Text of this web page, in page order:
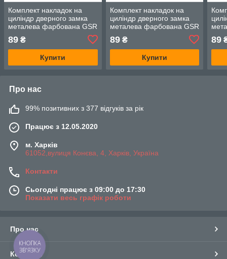
Комплект накладок на
циліндр дверного замка
металева фарбована GSR
62_30 графіт (RAL 7024)
89 ₴
Купити
Комплект накладок на
циліндр дверного замка
металева фарбована GSR
89₴
Купити
89
Про нас
99% позитивних з 377 відгуків за рік
Працює з 12.05.2020
м. Харків
61052,вулиця Конєва, 4, Харків, Україна
Контакти
Сьогодні працює з 09:00 до 17:30
Показати весь графік роботи
Про нас
Контакти
КНОПКА
ЗВ'ЯЗКУ